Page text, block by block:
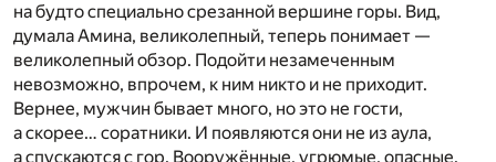
на будто специально срезанной вершине горы. Вид,
думала Амина, великолепный, теперь понимает —
великолепный обзор. Подойти незамеченным
невозможно, впрочем, к ним никто и не приходит.
Вернее, мужчин бывает много, но это не гости,
а скорее… соратники. И появляются они не из аула,
а спускаются с гор. Вооружённые, угрюмые, опасные.